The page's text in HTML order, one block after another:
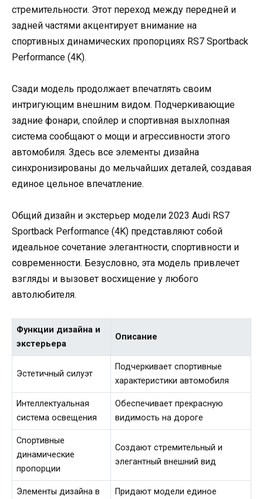
стремительности. Этот переход между передней и
задней частями акцентирует внимание на
спортивных динамических пропорциях RS7 Sportback
Performance (4K).
Сзади модель продолжает впечатлять своим
интригующим внешним видом. Подчеркивающие
задние фонари, спойлер и спортивная выхлопная
система сообщают о мощи и агрессивности этого
автомобиля. Здесь все элементы дизайна
синхронизированы до мельчайших деталей, создавая
единое цельное впечатление.
Общий дизайн и экстерьер модели 2023 Audi RS7
Sportback Performance (4K) представляют собой
идеальное сочетание элегантности, спортивности и
современности. Безусловно, эта модель привлечет
взгляды и вызовет восхищение у любого
автолюбителя.
Функции дизайна и
экстерьера
Описание
Эстетичный силуэт
Подчеркивает спортивные
характеристики автомобиля
Интеллектуальная
система освещения
Обеспечивает прекрасную
видимость на дороге
Спортивные
динамические
пропорции
Создают стремительный и
элегантный внешний вид
Элементы дизайна в Придают модели единое